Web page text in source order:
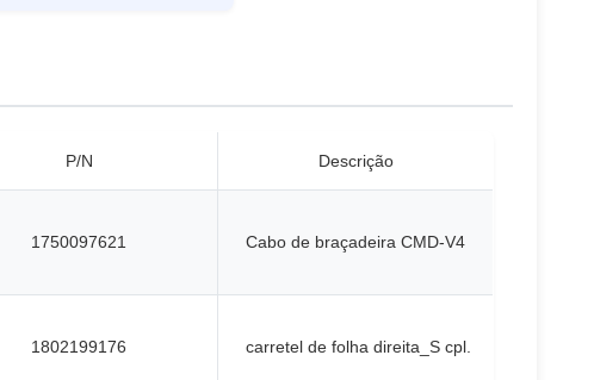
P/N Descrição
1750097621 Cabo de braçadeira CMD-V4
1802199176 carretel de folha direita_S cpl.